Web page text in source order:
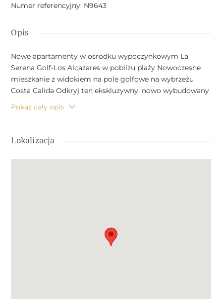
Numer referencyjny: N9643
Opis
Nowe apartamenty w ośrodku wypoczynkowym La
Serena Golf-Los Alcazares w pobliżu plaży Nowoczesne
mieszkanie z widokiem na pole golfowe na wybrzeżu
Costa Calida Odkryj ten ekskluzywny, nowo wybudowany
ośrodek wypoczynkowy położony w La Serena Golf w Los
Alcazares. Ta nowoczesna inwestycja obejmuje 66
łazienkami, z których jedna jest łazienką przy sypialni,
zaprojektowanych z myślą o komforcie, elegancji i
wyjątkowym śródziemnomorskim stylu życia, zaledwie
powietrzu, uprawiania sportów wodnych i gry w golfa.
Miasteczko oferuje również szeroki wybór restauracji,
Pokaż cały opis
Lokalizacja